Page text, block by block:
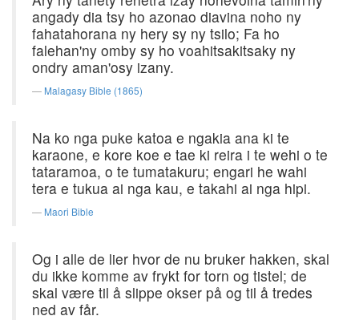
angady dia tsy ho azonao diavina noho ny
fahatahorana ny hery sy ny tsilo; Fa ho
falehan'ny omby sy ho voahitsakitsaky ny
ondry aman'osy izany.
Malagasy Bible (1865)
Na ko nga puke katoa e ngakia ana ki te
karaone, e kore koe e tae ki reira i te wehi o te
tataramoa, o te tumatakuru; engari he wahi
tera e tukua ai nga kau, e takahi ai nga hipi.
Maori Bible
Og i alle de lier hvor de nu bruker hakken, skal
du ikke komme av frykt for torn og tistel; de
skal være til å slippe okser på og til å tredes
ned av får.